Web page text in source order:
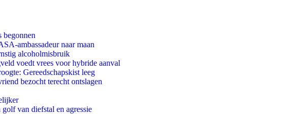
begonnen
ambassadeur naar maan
alcoholmisbruik
voedt vrees voor hybride aanval
Gereedschapskist leeg
bezocht terecht ontslagen
van diefstal en agressie